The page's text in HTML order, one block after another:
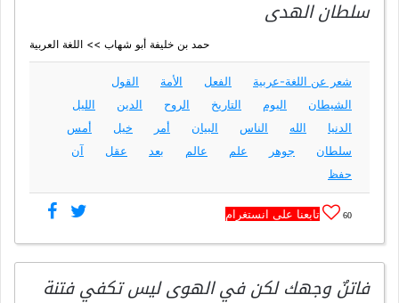
سلطان الهدى
حمد بن خليفة أبو شهاب >> اللغة العربية
شعر عن اللغة-عربية الفعل الأمة
القول
الشيطان
اليوم التاريخ الروح الدين
الليل
الدنيا
الله الناس البيان أمر خيل
أمس
سلطان
جوهر علم عالم بعد عقل
آن
حفظ
60 تابعنا على انستغرام
فاتنٌ وجهك لكن في الهوى ليس تكفي فتنة